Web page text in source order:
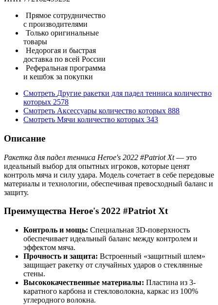
Прямое сотрудничество
с производителями
Только оригинальные
товары
Недорогая и быстрая
доставка по всей России
Реферальная программа
и кешбэк за покупки
Смотреть Другие ракетки для падел тенниса количество
которых 2578
Смотреть Аксессуары количество которых 888
Смотреть Мячи количество которых 343
Описание
Ракетка для падел тенниса Heroe's 2022 #Patriot Xt— это
идеальный выбор для опытных игроков, которые ценят
контроль мяча и силу удара. Модель сочетает в себе передовые
материалы и технологии, обеспечивая превосходный баланс и
защиту.
Преимущества Heroe's 2022 #Patriot Xt
Контроль и мощь: Специальная 3D-поверхность
обеспечивает идеальный баланс между контролем и
эффектом мяча.
Прочность и защита: Встроенный «защитный шлем»
защищает ракетку от случайных ударов о стеклянные
стены.
Высококачественные материалы: Пластина из 3-
каратного карбона и стекловолокна, каркас из 100%
углеродного волокна.